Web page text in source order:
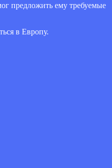
предложить ему требуемые
в Европу.